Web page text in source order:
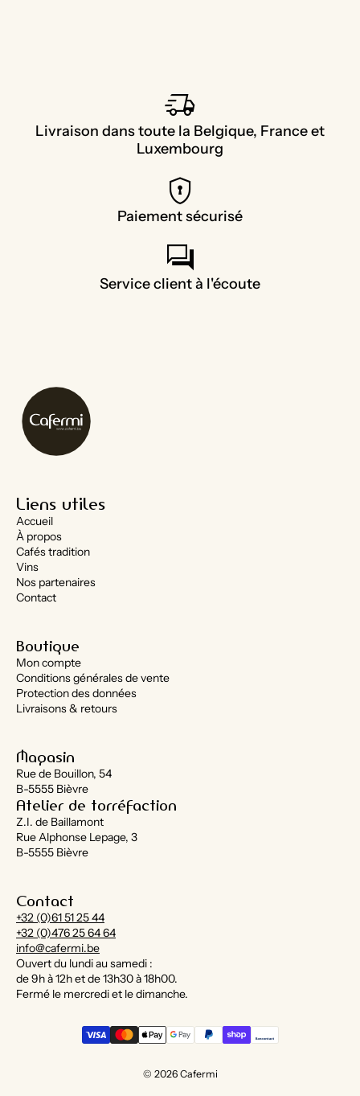
delivery_truck_speed
Livraison dans toute la Belgique, France et
Luxembourg
encrypted
Paiement sécurisé
forum
Service client à l'écoute
Liens utiles
Accueil
À propos
Cafés tradition
Vins
Nos partenaires
Contact
Boutique
Mon compte
Conditions générales de vente
Protection des données
Livraisons & retours
Magasin
Rue de Bouillon, 54
B-5555 Bièvre
Atelier de torréfaction
Z.I. de Baillamont
Rue Alphonse Lepage, 3
B-5555 Bièvre
Contact
+32 (0)61 51 25 44
+32 (0)476 25 64 64
info@cafermi.be
Ouvert du lundi au samedi :
de 9h à 12h et de 13h30 à 18h00.
Fermé le mercredi et le dimanche.
© 2026 Cafermi